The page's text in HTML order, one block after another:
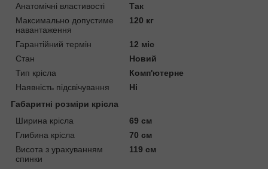
Анатомічні властивості
Так
Максимально допустиме
навантаження
120 кг
Гарантійний термін
12 міс
Стан
Новий
Тип крісла
Комп'ютерне
Наявність підсвічування
Ні
Габаритні розміри крісла
Ширина крісла
69 см
Глибина крісла
70 см
Висота з урахуванням
спинки
119 см